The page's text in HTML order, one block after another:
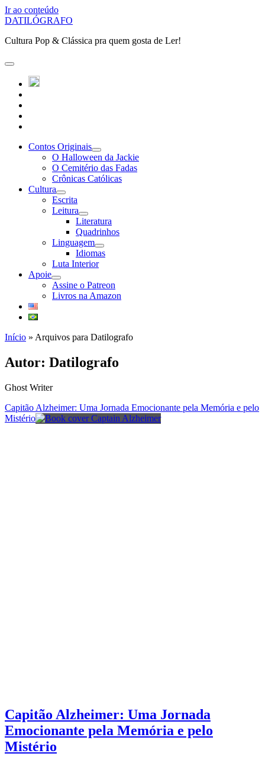
Ir ao conteúdo
DATILÓGRAFO
Cultura Pop & Clássica pra quem gosta de Ler!
abrir
menu
principal
twitter
Contos Originais
abrir
submenu
O Halloween da Jackie
O Cemitério das Fadas
Crônicas Católicas
Cultura
abrir
submenu
Escrita
Leitura
abrir
submenu
Literatura
Quadrinhos
Linguagem
abrir
submenu
Idiomas
Luta Interior
Apoie
abrir
submenu
Assine o Patreon
Livros na Amazon
Início » Arquivos para Datilografo
Autor: Datilografo
Ghost Writer
Capitão Alzheimer: Uma Jornada Emocionante pela Memória e pelo
Mistério
Capitão Alzheimer: Uma Jornada
Emocionante pela Memória e pelo
Mistério